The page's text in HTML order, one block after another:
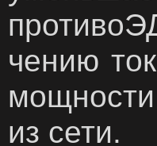
чению
из сети.